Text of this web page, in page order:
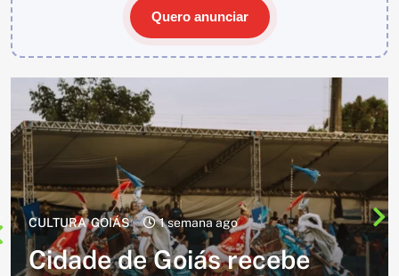
Quero anunciar
CULTURA 2 semanas ago
Cavalgada do Batom está de
volta e promete reunir